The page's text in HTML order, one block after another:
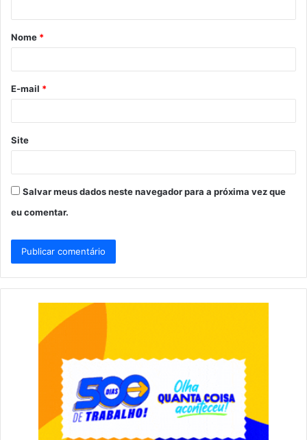
á
r
*
Nome *
E-mail *
Site
Salvar meus dados neste navegador para a próxima vez que
eu comentar.